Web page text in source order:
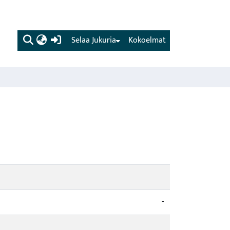
(current) Kokoelmat
Selaa Jukuria
-